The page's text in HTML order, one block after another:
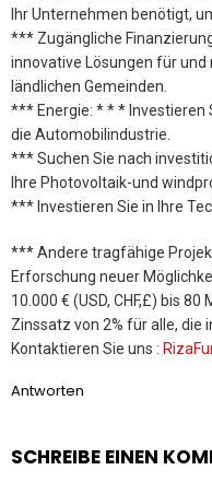
Ihr Unternehmen benötigt,
*** Zugängliche
innovative Lösungen für
ländlichen Gemeinden.
*** Energie: * * * Investieren
die Automobilindustrie.
*** Suchen Sie nach
Ihre Photovoltaik-und
*** Investieren Sie in Ihre
*** Andere tragfähige
Erforschung neuer
10.000 € (USD, CHF,£) bis 80
Zinssatz von 2% für alle, die
Kontaktieren Sie uns :
Antworten
SCHREIBE EINEN